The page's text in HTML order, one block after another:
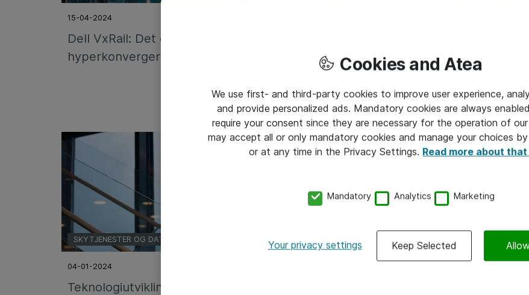
15-04-2024
Dell VxRail: Det er
hyperkonvergert som gjelder
nummer én i skyen
SKYTJENESTER OG DATASENTER
04-01-2024
Teknologiutviklingen vil få et
SKYTJENESTER OG DATASENTER
Cookies and Atea
We use first- and third-party cookies to improve user experience,
and provide personalized ads. Mandatory cookies are always
require your consent since they are necessary for the operation of
may accept all or only mandatory cookies and manage your choices
or at any time in the Privacy Settings. Read more about
Mandatory Analytics Marketing
Your privacy settings Keep Selected